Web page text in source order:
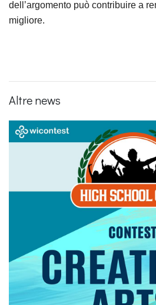
dell’argomento può contribuire a
migliore.
Altre news